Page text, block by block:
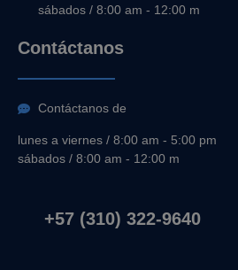
sábados / 8:00 am - 12:00 m
Contáctanos
Contáctanos de
lunes a viernes / 8:00 am - 5:00 pm
sábados / 8:00 am - 12:00 m
+57 (310) 322-9640